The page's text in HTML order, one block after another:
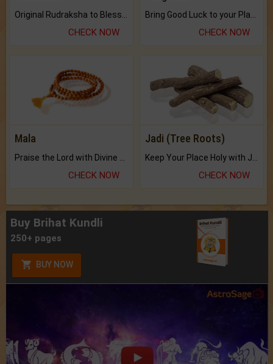
CHECK NOW CHECK NOW
Mala
Praise the Lord with Divine Energies of Mala.
CHECK NOW
Jadi (Tree Roots)
Keep Your Place Holy with Jadi.
CHECK NOW
Buy Brihat Kundli
250+ pages
BUY NOW